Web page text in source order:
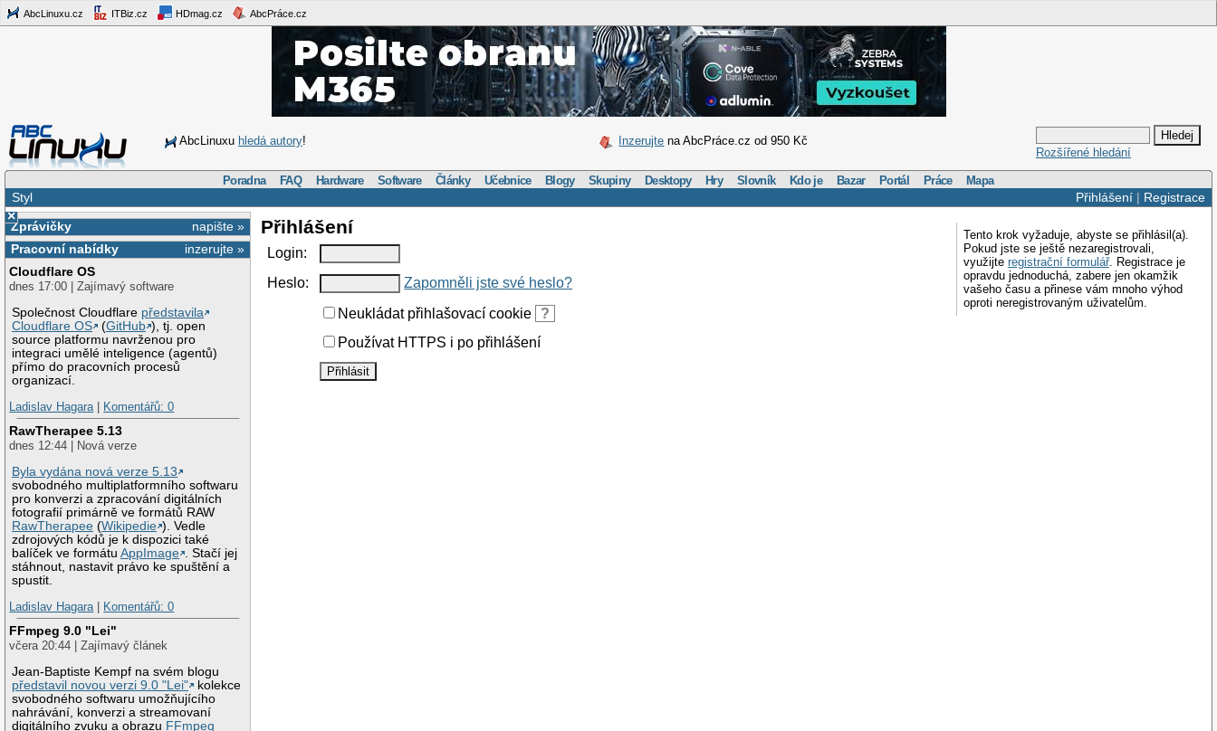
AbcLinuxu.cz ITBiz.cz HDmag.cz AbcPráce.cz
AbcLinuxu hledá autory! Inzerujte na AbcPráce.cz od 950 Kč
Rozšířené hledání
Poradna FAQ Hardware Software Články Učebnice Blogy Skupiny Desktopy Hry Slovník Kdo je Bazar Portál Práce Mapa
Přihlášení| Registrace
Styl
×
napište »
Zprávičky
inzerujte »
Pracovní nabídky
Cloudflare OS
dnes 17:00 | Zajímavý software
Společnost Cloudflare představila
Cloudflare OS
(GitHub ), tj. open
source platformu navrženou pro
integraci umělé inteligence (agentů)
přímo do pracovních procesů
organizací.
Ladislav Hagara| Komentářů: 0
RawTherapee 5.13
dnes 12:44 | Nová verze
Byla vydána nová verze 5.13
svobodného multiplatformního softwaru
pro konverzi a zpracování digitálních
fotografií primárně ve formátů RAW
RawTherapee (Wikipedie ). Vedle
zdrojových kódů je k dispozici také
balíček ve formátuAppImage
. Stačí jej
stáhnout, nastavit právo ke spuštění a
spustit.
Ladislav Hagara| Komentářů: 0
FFmpeg 9.0 "Lei"
včera 20:44 | Zajímavý článek
Jean-Baptiste Kempf na svém blogu
představil novou verzi 9.0 "Lei"
kolekce
svobodného softwaru umožňujícího
nahrávání, konverzi a streamovaní
digitálního zvuku a obrazu FFmpeg
Tento krok vyžaduje, abyste se přihlásil(a).
Pokud jste se ještě nezaregistrovali,
využijte registrační formulář. Registrace je
opravdu jednoduchá, zabere jen okamžik
vašeho času a přinese vám mnoho výhod
oproti neregistrovaným uživatelům.
Přihlášení
Login:
Heslo:
Zapomněli jste své heslo?
Neukládat přihlašovací cookie
?
Používat HTTPS i po přihlášení